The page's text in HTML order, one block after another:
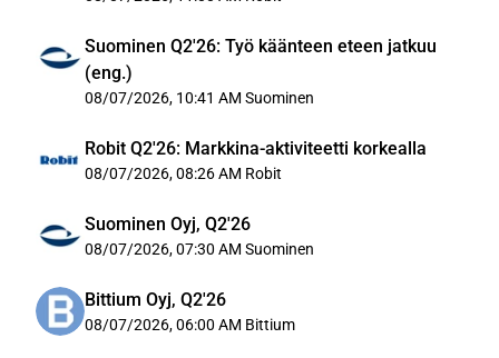
Suominen Q2'26: Työ käänteen eteen jatkuu
(eng.)
08/07/2026, 10:41 AM Suominen
Robit Q2'26: Markkina-aktiviteetti korkealla
08/07/2026, 08:26 AM Robit
Suominen Oyj, Q2'26
08/07/2026, 07:30 AM Suominen
Bittium Oyj, Q2'26
08/07/2026, 06:00 AM Bittium